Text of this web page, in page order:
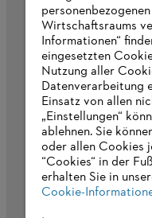
Wirtschaftsraums
Informationen“
eingesetzten
Nutzung aller
Datenverarbeitung
Einsatz von allen
„Einstellungen“
ablehnen. Sie
oder allen Cookies
“Cookies“ in der
erhalten Sie in
Cookie-